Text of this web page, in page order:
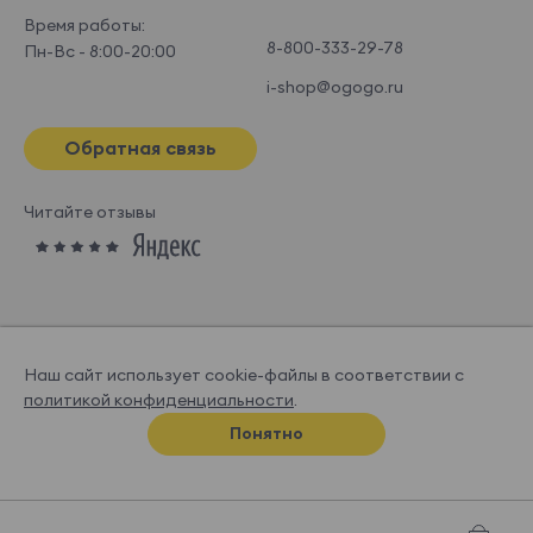
Время работы:
Пн-Вс - 8:00-20:00
8-800-333-29-78
i-shop@ogogo.ru
Обратная связь
Читайте отзывы
© OGOGOHOME, 2026
Спроектировано и нарисовано вСупрематике
Наш сайт использует cookie-файлы в соответствии с
политикой конфиденциальности.
Понятно